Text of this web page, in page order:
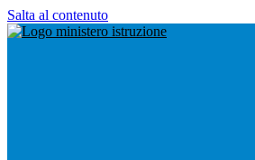
Salta al contenuto